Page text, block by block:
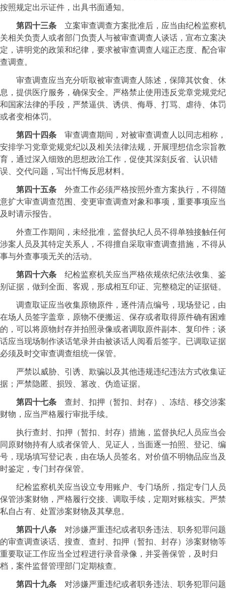
按照规定出示证件，出具书面通知。
第四十三条 立案审查调查方案批准后，应当由纪检监察机
关相关负责人或者部门负责人与被审查调查人谈话，宣布立案决
定，讲明党的政策和纪律，要求被审查调查人端正态度、配合审
查调查。
审查调查应当充分听取被审查调查人陈述，保障其饮食、休
息，提供医疗服务，确保安全。严格禁止使用违反党章党规党纪
和国家法律的手段，严禁逼供、诱供、侮辱、打骂、虐待、体罚
或者变相体罚。
第四十四条 审查调查期间，对被审查调查人以同志相称，
安排学习党章党规党纪以及相关法律法规，开展理想信念宗旨教
育，通过深入细致的思想政治工作，促使其深刻反省、认识错
误、交代问题，写出忏悔反思材料。
第四十五条 外查工作必须严格按照外查方案执行，不得随
意扩大审查调查范围、变更审查调查对象和事项，重要事项应当
及时请示报告。
外查工作期间，未经批准，监督执纪人员不得单独接触任何
涉案人员及其特定关系人，不得擅自采取审查调查措施，不得从
事与外查事项无关的活动。
第四十六条 纪检监察机关应当严格依规依纪依法收集、鉴
别证据，做到全面、客观，形成相互印证、完整稳定的证据链。
调查取证应当收集原物原件，逐件清点编号，现场登记，由
在场人员签字盖章，原物不便搬运、保存或者取得原件确有困难
的，可以将原物封存并拍照录像或者调取原件副本、复印件；谈
话应当现场制作谈话笔录并由被谈话人阅看后签字。已调取证据
必须及时交审查调查组统一保管。
严禁以威胁、引诱、欺骗以及其他违规违纪违法方式收集证
据；严禁隐匿、损毁、篡改、伪造证据。
第四十七条 查封、扣押（暂扣、封存）、冻结、移交涉案
财物，应当严格履行审批手续。
执行查封、扣押（暂扣、封存）措施，监督执纪人员应当会
同原财物持有人或者保管人、见证人，当面逐一拍照、登记、编
号，现场填写登记表，由在场人员签名。对价值不明物品应当及
时鉴定，专门封存保管。
纪检监察机关应当设立专用账户、专门场所，指定专门人员
保管涉案财物，严格履行交接、调取手续，定期对账核实。严禁
私自占有、处置涉案财物及其孳息。
第四十八条 对涉嫌严重违纪或者职务违法、职务犯罪问题
的审查调查谈话、搜查、查封、扣押（暂扣、封存）涉案财物等
重要取证工作应当全过程进行录音录像，并妥善保管，及时归
档，案件监督管理部门定期核查。
第四十九条 对涉嫌严重违纪或者职务违法、职务犯罪问题